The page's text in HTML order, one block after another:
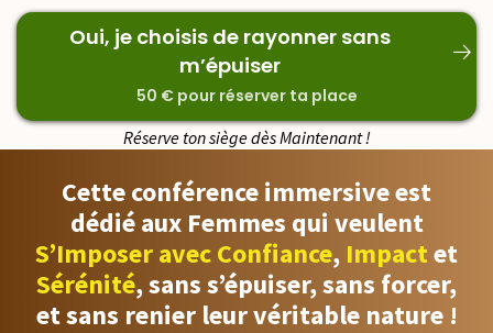
Oui, je choisis de rayonner sans
m’épuiser
50 € pour réserver ta place
Réserve ton siège dès Maintenant !
Cette conférence immersiveest
dédié aux Femmes qui veulent
S’Imposer avec Confiance, Impactet
Sérénité, sans s’épuiser, sans forcer,
et sans renier leur véritable nature !